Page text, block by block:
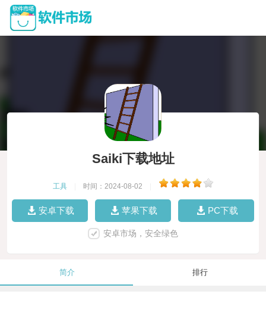
Saiki下载地址
工具 时间：2024-08-02
安卓下载 苹果下载 PC下载
安卓市场，安全绿色
简介 排行